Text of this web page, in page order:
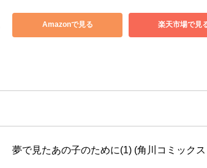
Amazonで見る 楽天市場で見
夢で見たあの子のために(1) (角川コミック